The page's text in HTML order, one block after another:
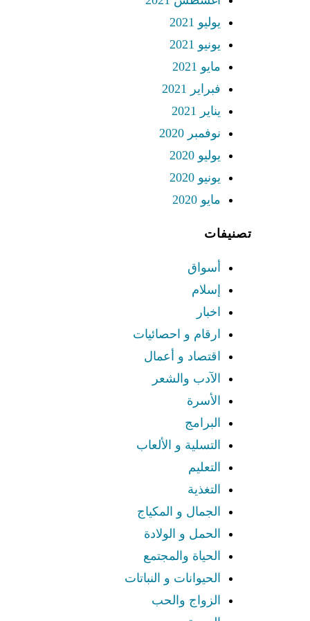
يوليو 2021
يونيو 2021
مايو 2021
فبراير 2021
يناير 2021
نوفمبر 2020
يوليو 2020
يونيو 2020
مايو 2020
تصنيفات
أسواق
إسلام
اخبار
ارقام و احصائيات
اقتصاد و أعمال
الآدب والشعر
الأسرة
البرامج
التسلية و الألعاب
التعليم
التغذية
الجمال و المكياج
الحمل و الولادة
الحياة والمجتمع
الحيوانات و النباتات
الزواج والحب